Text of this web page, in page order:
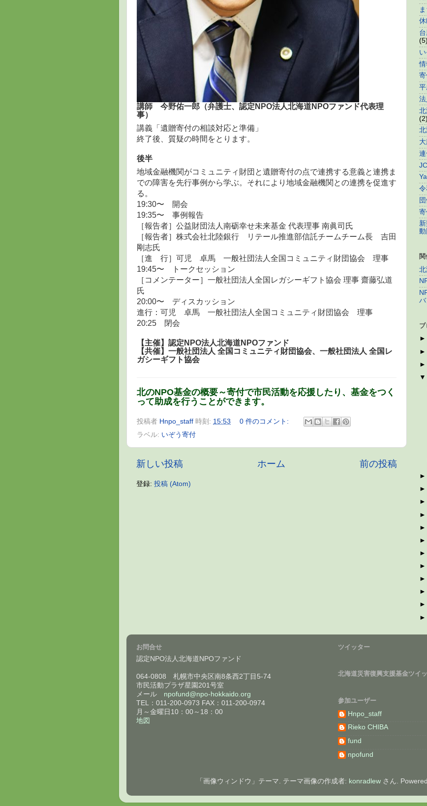
講師 今野佑一郎（弁護士、認定NPO法人北海道NPOファンド代表理
事）
講義「遺贈寄付の相談対応と準備」
終了後、質疑の時間をとります。
後半
地域金融機関がコミュニティ財団と遺贈寄付の点で連携する意義と連携ま
での障害を先行事例から学ぶ。それにより地域金融機関との連携を促進す
る。
19:30〜 開会
19:35〜 事例報告
［報告者］公益財団法人南砺幸せ未来基金 代表理事 南眞司氏
［報告者］株式会社北陸銀行 リテール推進部信託チームチーム長 吉田
剛志氏
［進 行］可児 卓馬 一般社団法人全国コミュニティ財団協会 理事
19:45〜 トークセッション
［コメンテーター］一般社団法人全国レガシーギフト協会 理事 齋藤弘道
氏
20:00〜 ディスカッション
進行：可児 卓馬 一般社団法人全国コミュニティ財団協会 理事
20:25 閉会
【主催】認定NPO法人北海道NPOファンド
【共催】一般社団法人 全国コミュニティ財団協会、一般社団法人 全国レ
ガシーギフト協会
北のNPO基金の概要～寄付で市民活動を応援したり、基金をつく
って助成を行うことができます。
投稿者 Hnpo_staff 時刻: 15:53
0 件のコメント:
ラベル: いぞう寄付
新しい投稿 前の投稿
ホーム
登録: 投稿 (Atom)
(5)
情
(2)
寄
バ
►
►
►
▼
►
►
►
►
►
►
►
►
►
►
►
►
お問合せ
認定NPO法人北海道NPOファンド
064-0808 札幌市中央区南8条西2丁目5-74
市民活動プラザ星園201号室
メール npofund@npo-hokkaido.org
TEL：011-200-0973 FAX：011-200-0974
月～金曜日10：00～18：00
地図
ツイッター
北海道災害復興支援基金ツイ
参加ユーザー
Hnpo_staff
Rieko CHIBA
fund
npofund
「画像ウィンドウ」テーマ. テーマ画像の作成者: konradlew さん.